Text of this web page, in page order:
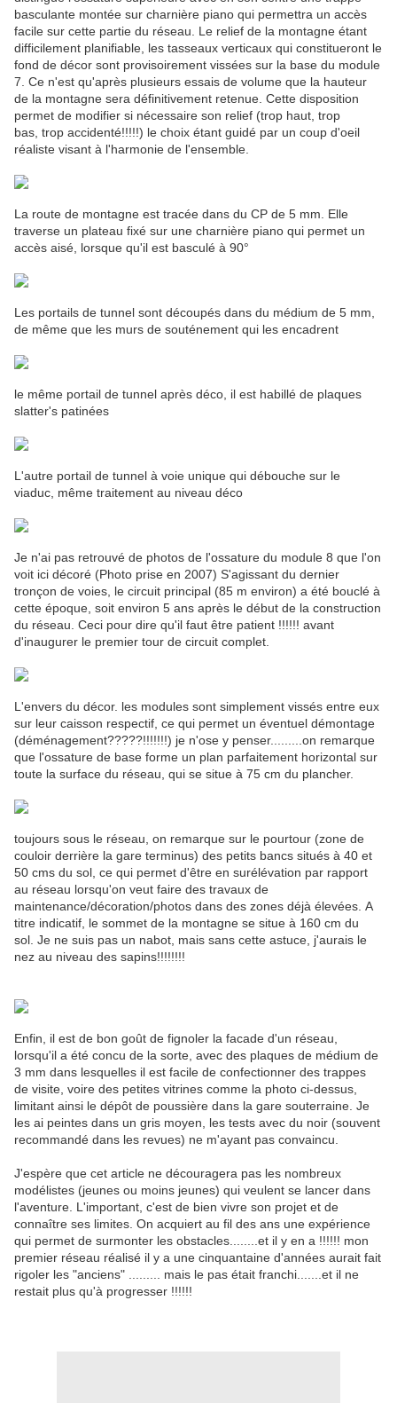
basculante montée sur charnière piano qui permettra un accès
facile sur cette partie du réseau. Le relief de la montagne étant
difficilement planifiable, les tasseaux verticaux qui constitueront le
fond de décor sont provisoirement vissées sur la base du module
7. Ce n'est qu'après plusieurs essais de volume que la hauteur
de la montagne sera définitivement retenue. Cette disposition
permet de modifier si nécessaire son relief (trop haut, trop
bas, trop accidenté!!!!!) le choix étant guidé par un coup d'oeil
réaliste visant à l'harmonie de l'ensemble.
La route de montagne est tracée dans du CP de 5 mm. Elle
traverse un plateau fixé sur une charnière piano qui permet un
accès aisé, lorsque qu'il est basculé à 90°
Les portails de tunnel sont découpés dans du médium de 5 mm,
de même que les murs de souténement qui les encadrent
le même portail de tunnel après déco, il est habillé de plaques
slatter's patinées
L'autre portail de tunnel à voie unique qui débouche sur le
viaduc, même traitement au niveau déco
Je n'ai pas retrouvé de photos de l'ossature du module 8 que l'on
voit ici décoré (Photo prise en 2007) S'agissant du dernier
tronçon de voies, le circuit principal (85 m environ) a été bouclé à
cette époque, soit environ 5 ans après le début de la construction
du réseau. Ceci pour dire qu'il faut être patient !!!!!! avant
d'inaugurer le premier tour de circuit complet.
L'envers du décor. les modules sont simplement vissés entre eux
sur leur caisson respectif, ce qui permet un éventuel démontage
(déménagement?????!!!!!!!) je n'ose y penser.........on remarque
que l'ossature de base forme un plan parfaitement horizontal sur
toute la surface du réseau, qui se situe à 75 cm du plancher.
toujours sous le réseau, on remarque sur le pourtour (zone de
couloir derrière la gare terminus) des petits bancs situés à 40 et
50 cms du sol, ce qui permet d'être en surélévation par rapport
au réseau lorsqu'on veut faire des travaux de
maintenance/décoration/photos dans des zones déjà élevées. A
titre indicatif, le sommet de la montagne se situe à 160 cm du
sol. Je ne suis pas un nabot, mais sans cette astuce, j'aurais le
nez au niveau des sapins!!!!!!!!
Enfin, il est de bon goût de fignoler la facade d'un réseau,
lorsqu'il a été concu de la sorte, avec des plaques de médium de
3 mm dans lesquelles il est facile de confectionner des trappes
de visite, voire des petites vitrines comme la photo ci-dessus,
limitant ainsi le dépôt de poussière dans la gare souterraine. Je
les ai peintes dans un gris moyen, les tests avec du noir (souvent
recommandé dans les revues) ne m'ayant pas convaincu.
J'espère que cet article ne découragera pas les nombreux
modélistes (jeunes ou moins jeunes) qui veulent se lancer dans
l'aventure. L'important, c'est de bien vivre son projet et de
connaître ses limites. On acquiert au fil des ans une expérience
qui permet de surmonter les obstacles........et il y en a !!!!!! mon
premier réseau réalisé il y a une cinquantaine d'années aurait fait
rigoler les "anciens" ......... mais le pas était franchi.......et il ne
restait plus qu'à progresser !!!!!!